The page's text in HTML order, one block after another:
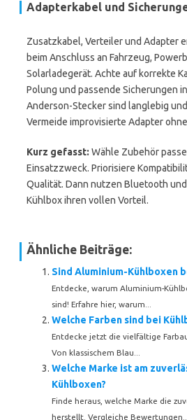
Adapterkabel und
Zusatzkabel, Verteiler und Adapter
beim Anschluss an Fahrzeug,
Solarladegerät. Achte auf korrekte
Polung und passende Sicherungen
Anderson-Stecker sind langlebig
Vermeide improvisierte Adapter
Kurz gefasst: Wähle Zubehör
Einsatzzweck. Priorisiere
Qualität. Dann nutzen Bluetooth
Kühlbox ihren vollen Vorteil.
Ähnliche Beiträge:
Sind Aluminium-Kühlboxen
Entdecke, warum Aluminium-
sind! Erfahre hier, warum...
Welche Farben sind bei
Entdecke jetzt die vielfältige
Von klassischem Blau...
Welche Marke ist am
Kühlboxen?
Finde heraus, welche Marke die
herstellt. Vergleiche Bewertungen...